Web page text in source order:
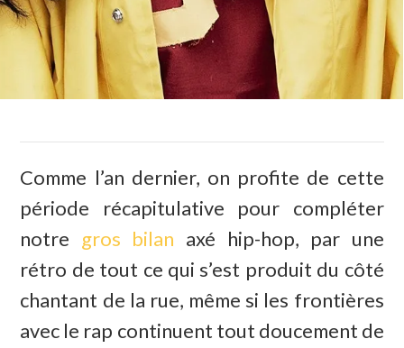
Comme l’an dernier, on profite de cette
période récapitulative pour compléter
notre gros bilan axé hip-hop, par une
rétro de tout ce qui s’est produit du côté
chantant de la rue, même si les frontières
avec le rap continuent tout doucement de